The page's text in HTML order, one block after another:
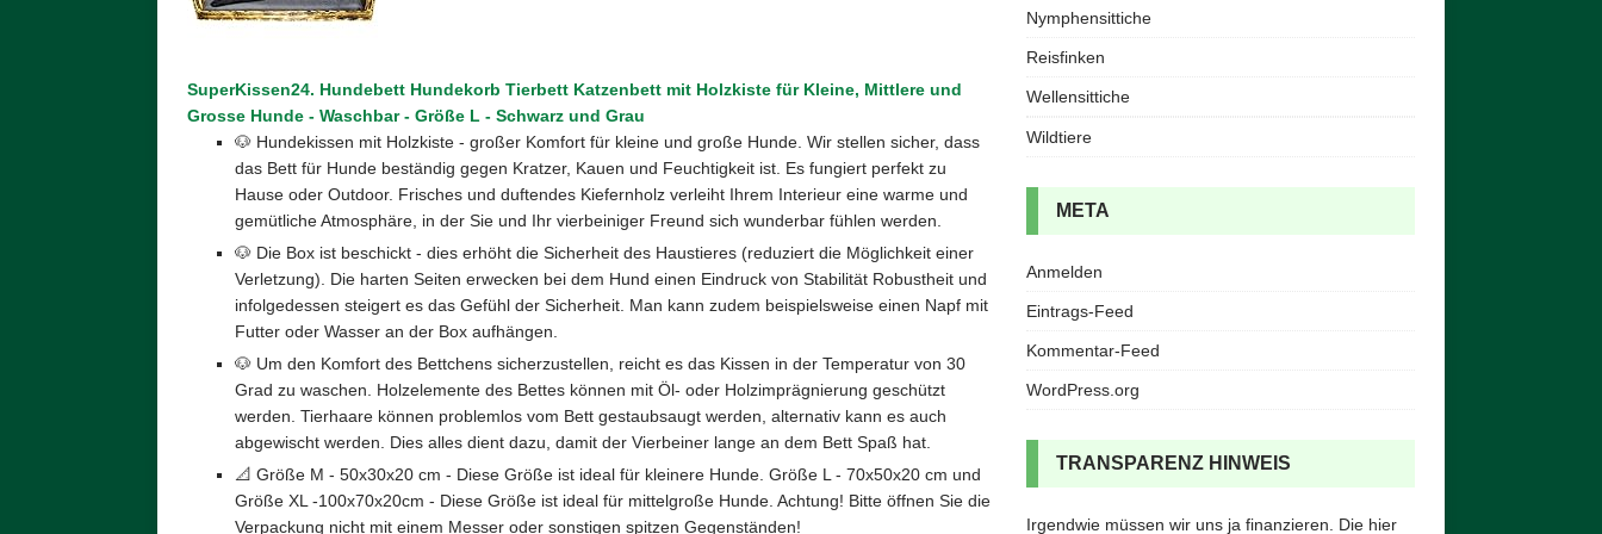
SuperKissen24. Hundebett Hundekorb Tierbett Katzenbett mit Holzkiste für Kleine, Mittlere und
Grosse Hunde - Waschbar - Größe L - Schwarz und Grau
🐶 Hundekissen mit Holzkiste - großer Komfort für kleine und große Hunde. Wir stellen sicher, dass
das Bett für Hunde beständig gegen Kratzer, Kauen und Feuchtigkeit ist. Es fungiert perfekt zu
Hause oder Outdoor. Frisches und duftendes Kiefernholz verleiht Ihrem Interieur eine warme und
gemütliche Atmosphäre, in der Sie und Ihr vierbeiniger Freund sich wunderbar fühlen werden.
🐶 Die Box ist beschickt - dies erhöht die Sicherheit des Haustieres (reduziert die Möglichkeit einer
Verletzung). Die harten Seiten erwecken bei dem Hund einen Eindruck von Stabilität Robustheit und
infolgedessen steigert es das Gefühl der Sicherheit. Man kann zudem beispielsweise einen Napf mit
Futter oder Wasser an der Box aufhängen.
🐶 Um den Komfort des Bettchens sicherzustellen, reicht es das Kissen in der Temperatur von 30
Grad zu waschen. Holzelemente des Bettes können mit Öl- oder Holzimprägnierung geschützt
werden. Tierhaare können problemlos vom Bett gestaubsaugt werden, alternativ kann es auch
abgewischt werden. Dies alles dient dazu, damit der Vierbeiner lange an dem Bett Spaß hat.
📐 Größe M - 50x30x20 cm - Diese Größe ist ideal für kleinere Hunde. Größe L - 70x50x20 cm und
Größe XL -100x70x20cm - Diese Größe ist ideal für mittelgroße Hunde. Achtung! Bitte öffnen Sie die
Verpackung nicht mit einem Messer oder sonstigen spitzen Gegenständen!
Nymphensittiche
Reisfinken
Wellensittiche
Wildtiere
META
Anmelden
Eintrags-Feed
Kommentar-Feed
WordPress.org
TRANSPARENZ HINWEIS
Irgendwie müssen wir uns ja finanzieren. Die hier